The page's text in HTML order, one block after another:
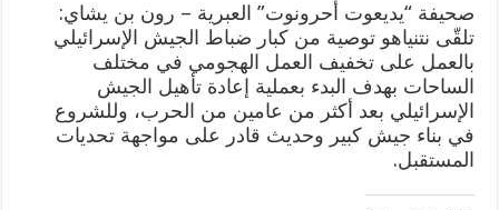
صحيفة “يديعوت أحرونوت” العبرية – رون بن يشاي:
تلقّى نتنياهو توصية من كبار ضباط الجيش الإسرائيلي
بالعمل على تخفيف العمل الهجومي في مختلف
الساحات بهدف البدء بعملية إعادة تأهيل الجيش
الإسرائيلي بعد أكثر من عامين من الحرب، وللشروع
في بناء جيش كبير وحديث قادر على مواجهة تحديات
المستقبل.